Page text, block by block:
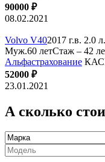
90000 ₽
08.02.2021
Volvo V402017 г.в. 2.0 л.
Муж.60 летСтаж – 42
Альфастрахование
52000 ₽
23.01.2021
А сколько